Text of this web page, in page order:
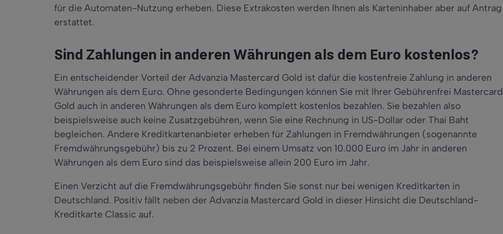
für die Automaten-Nutzung erheben. Diese Extrakosten werden Ihnen als Karteninhaber aber auf Antrag
erstattet.
Sind Zahlungen in anderen Währungen als dem Euro kostenlos?
Ein entscheidender Vorteil der Advanzia Mastercard Gold ist dafür die kostenfreie Zahlung in anderen
Währungen als dem Euro. Ohne gesonderte Bedingungen können Sie mit Ihrer Gebührenfrei Mastercard
Gold auch in anderen Währungen als dem Euro komplett kostenlos bezahlen. Sie bezahlen also
beispielsweise auch keine Zusatzgebühren, wenn Sie eine Rechnung in US-Dollar oder Thai Baht
begleichen. Andere Kreditkartenanbieter erheben für Zahlungen in Fremdwährungen (sogenannte
Fremdwährungsgebühr) bis zu 2 Prozent. Bei einem Umsatz von 10.000 Euro im Jahr in anderen
Währungen als dem Euro sind das beispielsweise allein 200 Euro im Jahr.
Einen Verzicht auf die Fremdwährungsgebühr finden Sie sonst nur bei wenigen Kreditkarten in
Deutschland. Positiv fällt neben der Advanzia Mastercard Gold in dieser Hinsicht die Deutschland-
Kreditkarte Classic auf.